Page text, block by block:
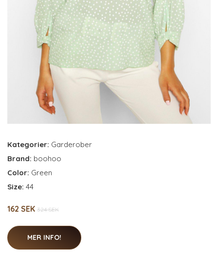
Kategorier: Garderober
Brand: boohoo
Color: Green
Size: 44
162 SEK 324 SEK
MER INFO!